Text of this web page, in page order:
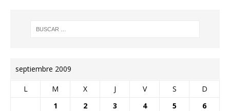
septiembre 2009
L M X J V S D
1 2 3 4 5
6